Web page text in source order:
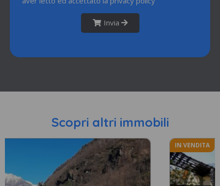
Invia
Scopri altri immobili
IN VENDITA